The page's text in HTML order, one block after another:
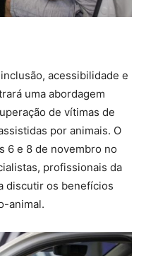
acessibilidade e
uma abordagem
de vítimas de
por animais. O
6 e 8 de novembro no
profissionais da
discutir os benefícios
animal.